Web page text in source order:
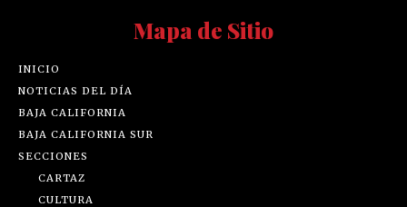
Mapa de Sitio
INICIO
NOTICIAS DEL DÍA
BAJA CALIFORNIA
BAJA CALIFORNIA SUR
SECCIONES
CARTAZ
CULTURA